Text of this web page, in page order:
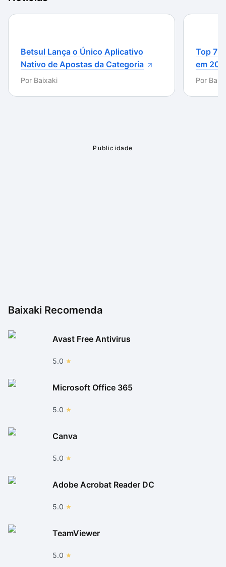
Betsul Lança o Único Aplicativo
Nativo de Apostas da Categoria
Por Baixaki
Top 7
em
Por
Baixaki Recomenda
Avast Free Antivirus
5.0
Microsoft Office 365
5.0
Canva
5.0
Adobe Acrobat Reader DC
5.0
TeamViewer
5.0